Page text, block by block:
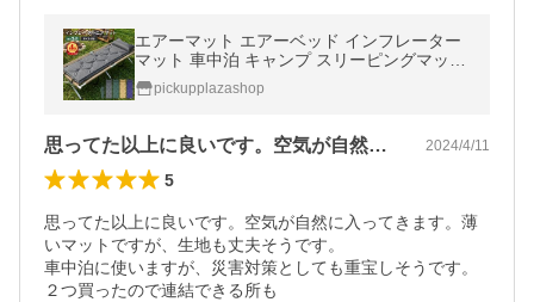
エアーマット エアーベッド インフレーター
マット 車中泊 キャンプ スリーピングマット
アウトドア寝具 自動膨張式 キャンプ コット
pickupplazashop
思ってた以上に良いです。空気が自然に入… 2024/4/11
5
思ってた以上に良いです。空気が自然に入ってきます。薄
いマットですが、生地も丈夫そうです。
車中泊に使いますが、災害対策としても重宝しそうです。
２つ買ったので連結できる所も